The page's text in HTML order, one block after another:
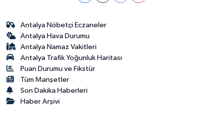
Antalya Nöbetçi Eczaneler
Antalya Hava Durumu
Antalya Namaz Vakitleri
Antalya Trafik Yoğunluk Haritası
Puan Durumu ve Fikstür
Tüm Manşetler
Son Dakika Haberleri
Haber Arşivi